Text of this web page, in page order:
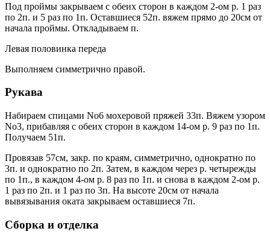
Под проймы закрываем с обеих сторон в каждом 2-ом р. 1 раз
по 2п. и 5 раз по 1п. Оставшиеся 52п. вяжем прямо до 20см от
начала проймы. Откладываем п.
Левая половинка переда
Выполняем симметрично правой.
Рукава
Набираем спицами No6 мохеровой пряжей 33п. Вяжем узором
No3, прибавляя с обеих сторон в каждом 14-ом р. 9 раз по 1п.
Получаем 51п.
Провязав 57см, закр. по краям, симметрично, однократно по
3п. и однократно по 2п. Затем, в каждом через р. четырежды
по 1п., в каждом 4-ом р. 8 раз по 1п. и снова в каждом 2-ом р.
1 раз по 2п. и 1 раз по 3п. На высоте 20см от начала
вывязывания оката закрываем оставшиеся 7п.
Сборка и отделка